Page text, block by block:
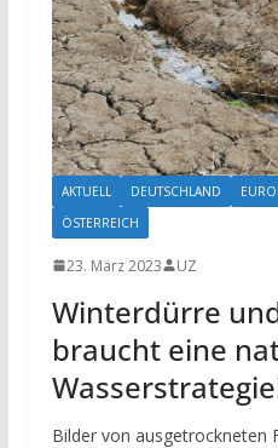
AKTUELL DEUTSCHLAND
ÖSTERREICH
23. März 2023 UZ
Winterdürre
braucht eine
Bilder von ausgetrockneten